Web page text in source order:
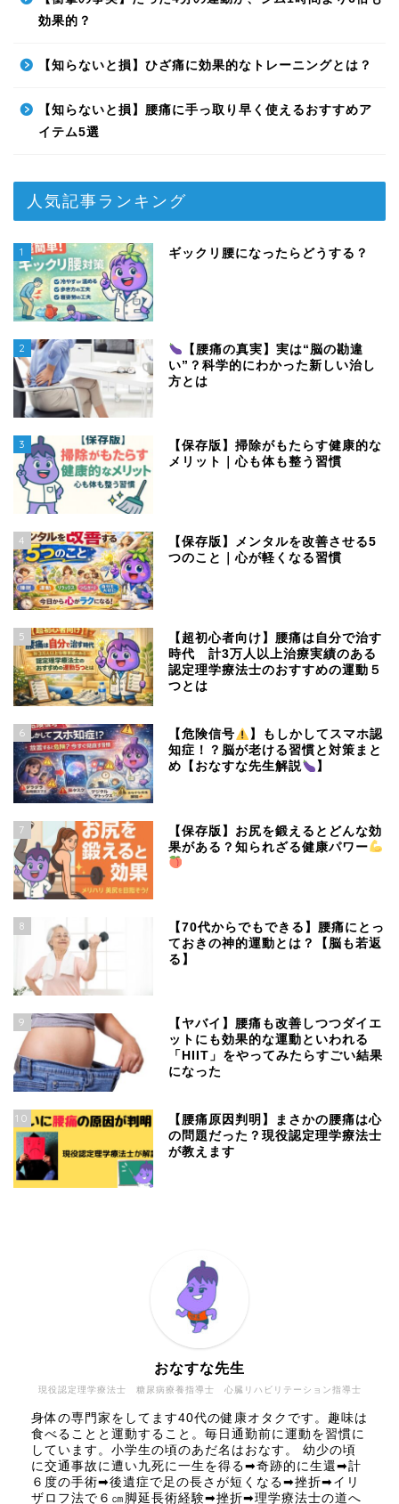
効果的？
【知らないと損】ひざ痛に効果的なトレーニングとは？
【知らないと損】腰痛に手っ取り早く使えるおすすめア
イテム5選
人気記事ランキング
1 ギックリ腰になったらどうする？
2
【腰痛の真実】実は“脳の勘違
い”？科学的にわかった新しい治し
方とは
3
【保存版】掃除がもたらす健康的な
メリット｜心も体も整う習慣
4
【保存版】メンタルを改善させる5
つのこと｜心が軽くなる習慣
5
【超初心者向け】腰痛は自分で治す
時代 計3万人以上治療実績のある
認定理学療法士のおすすめの運動５
つとは
6 【危険信号
】もしかしてスマホ認
知症！？脳が老ける習慣と対策まと
め【おなすな先生解説
】
7
【保存版】お尻を鍛えるとどんな効
果がある？知られざる健康パワー
8
【70代からでもできる】腰痛にとっ
ておきの神的運動とは？【脳も若返
る】
9
【ヤバイ】腰痛も改善しつつダイエ
ットにも効果的な運動といわれる
「HIIT」をやってみたらすごい結果
になった
10
【腰痛原因判明】まさかの腰痛は心
の問題だった？現役認定理学療法士
が教えます
現役認定理学療法士 糖尿病療養指導士 心臓リハビリテーション指導士
おなすな先生
身体の専門家をしてます40代の健康オタクです。趣味は
食べることと運動すること。毎日通勤前に運動を習慣に
しています。小学生の頃のあだ名はおなす。 幼少の頃
に交通事故に遭い九死に一生を得る➡奇跡的に生還➡計
６度の手術➡後遺症で足の長さが短くなる➡挫折➡イリ
ザロフ法で６㎝脚延長術経験➡挫折➡理学療法士の道へ